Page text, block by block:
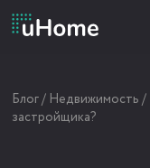
Блог/ Недвижимость /
застройщика?